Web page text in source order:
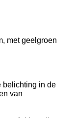
met geelgroen
belichting in de
van